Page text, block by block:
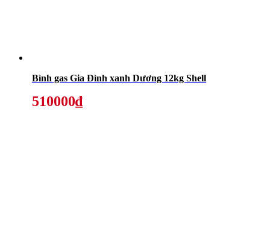
Bình gas Gia Đình xanh Dương 12kg Shell
510000₫